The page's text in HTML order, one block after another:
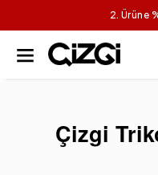
2. Ürüne
Çizgi